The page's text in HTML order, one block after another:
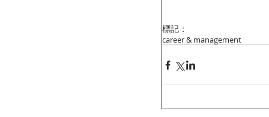
標記：
career & management